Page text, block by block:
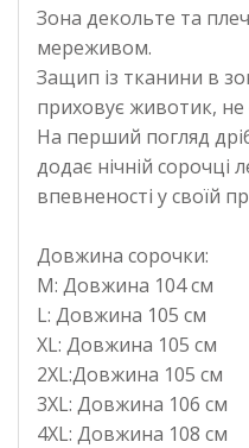
Зона декольте та
мереживом.
Защип із тканини в
приховує животик, не
На перший погляд
додає нічній сорочці
впевненості у своїй
Довжина сорочки:
M: Довжина 104 см
L: Довжина 105 см
XL: Довжина 105 см
2XL:Довжина 105 см
3XL: Довжина 106 см
4XL: Довжина 108 см